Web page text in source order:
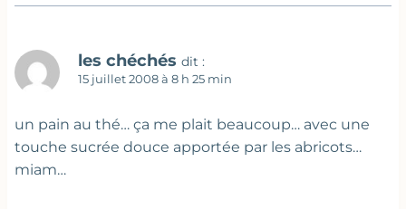
les chéchés dit :
15 juillet 2008 à 8 h 25 min
un pain au thé… ça me plait beaucoup… avec une
touche sucrée douce apportée par les abricots…
miam…